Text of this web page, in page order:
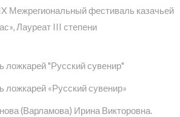
Межрегиональный фестиваль казачьей
Лауреат III степени
"Русский сувенир"
«Русский сувенир»
(Варламова) Ирина Викторовна.